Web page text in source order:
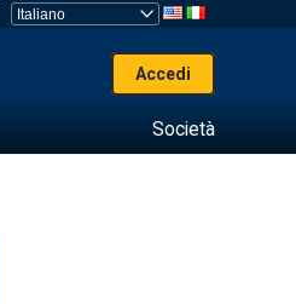
Accedi
Società